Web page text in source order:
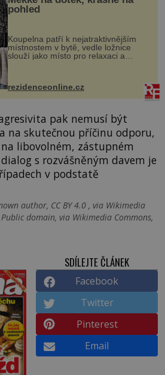
pohled
Koupelna patří k nejatraktivnějším
místnostem v bytě, vedle ložnice
slouží jako místo pro relaxaci a
odpočinek. Koupelnový textil –
ručníky, osušky a koberečky –
mohou jako mávnutím kouzelného
proutku...
rezidenceonline.cz
pak nemusí být
na skutečnou příčinu odporu,
libovolném, zástupném
s rozvášněným davem je
v podstatě
author, CC BY 4.0 , via Wikimedia
domain, via Wikimedia Commons,
SDÍLEJTE ČLÁNEK
Facebook
Twitter
Pinterest
Email